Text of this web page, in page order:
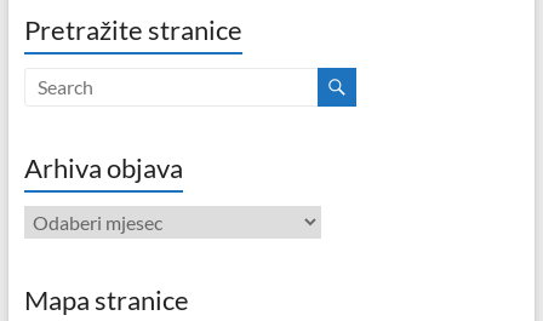
Pretražite stranice
Arhiva objava
Arhiva
objava
Mapa stranice